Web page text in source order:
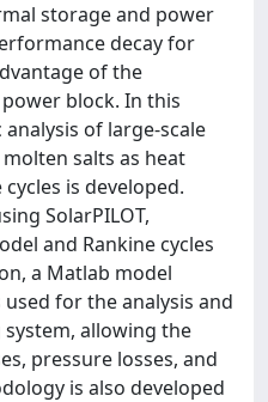
storage and power
decay for
of the
block. In this
of large-scale
salts as heat
is developed.
SolarPILOT,
and Rankine cycles
a Matlab model
for the analysis and
allowing the
pressure losses, and
is also developed